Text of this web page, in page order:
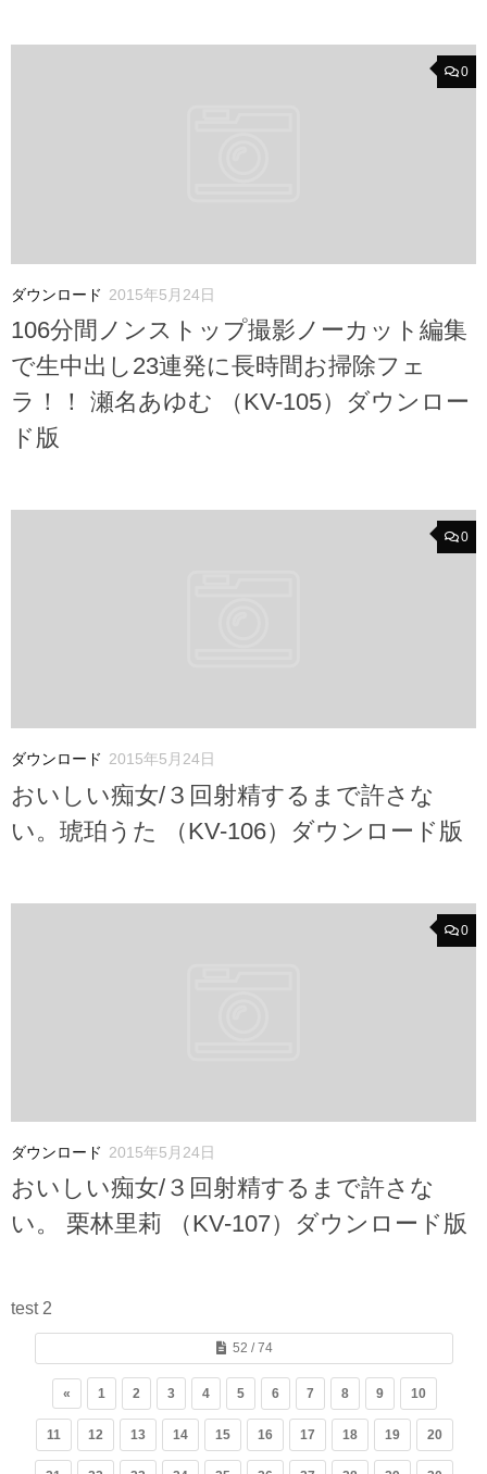
0
ダウンロード 2015年5月24日
106分間ノンストップ撮影ノーカット編集
で生中出し23連発に長時間お掃除フェ
ラ！！ 瀬名あゆむ （KV-105）ダウンロー
ド版
0
ダウンロード 2015年5月24日
おいしい痴女/３回射精するまで許さな
い。琥珀うた （KV-106）ダウンロード版
0
ダウンロード 2015年5月24日
おいしい痴女/３回射精するまで許さな
い。 栗林里莉 （KV-107）ダウンロード版
test 2
52 / 74
« 1 2 3 4 5 6 7 8 9 10
11 12 13 14 15 16 17 18 19 20